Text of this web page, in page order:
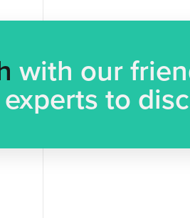
with our
to